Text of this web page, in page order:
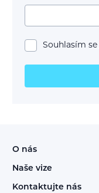
Souhlasím se
O nás
Naše vize
Kontaktujte nás